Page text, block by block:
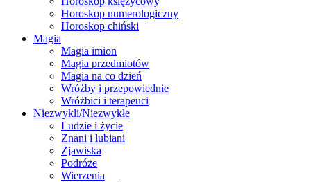
Horoskop numerologiczny
Horoskop chiński
Magia
Magia imion
Magia przedmiotów
Magia na co dzień
Wróżby i przepowiednie
Wróżbici i terapeuci
Niezwykli/Niezwykłe
Ludzie i życie
Znani i lubiani
Zjawiska
Podróże
Wierzenia